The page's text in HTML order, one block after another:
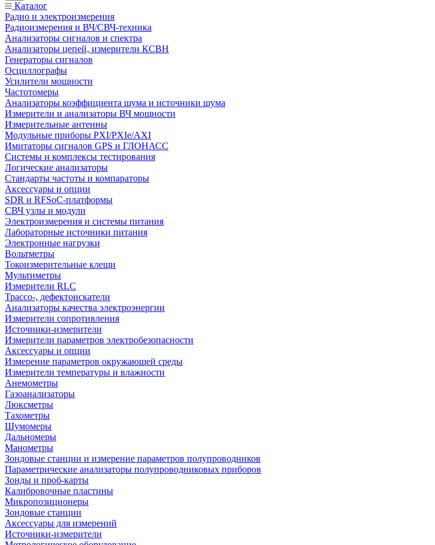
Каталог
Радио и электроизмерения
Радиоизмерения и ВЧ/СВЧ-техника
Анализаторы сигналов и спектра
Анализаторы цепей, измерители КСВН
Генераторы сигналов
Осциллографы
Усилители мощности
Частотомеры
Анализаторы коэффициента шума и источники шума
Измерители и анализаторы ВЧ мощности
Измерительные антенны
Модульные приборы PXI/PXIe/AXI
Имитаторы сигналов GPS и ГЛОНАСС
Системы и комплексы тестирования
Логические анализаторы
Стандарты частоты и компараторы
Аксессуары и опции
SDR и RFSoC‑платформы
СВЧ узлы и модули
Электроизмерения и системы питания
Лабораторные источники питания
Электронные нагрузки
Вольтметры
Токоизмерительные клещи
Мультиметры
Измерители RLC
Трассо-, дефектоискатели
Анализаторы качества электроэнергии
Измерители сопротивления
Источники-измерители
Измерители параметров электробезопасности
Аксессуары и опции
Измерение параметров окружающей среды
Измерители температуры и влажности
Анемометры
Газоанализаторы
Люксметры
Тахометры
Шумомеры
Дальномеры
Манометры
Зондовые станции и измерение параметров полупроводников
Параметрические анализаторы полупроводниковых приборов
Зонды и проб-карты
Калибровочные пластины
Микропозиционеры
Зондовые станции
Аксессуары для измерений
Источники-измерители